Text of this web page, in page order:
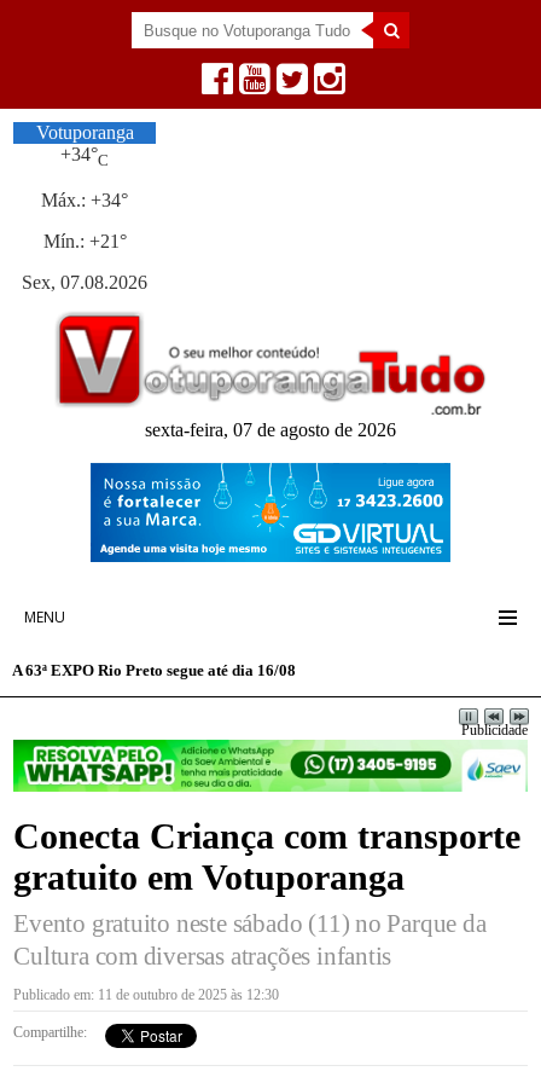
Votuporanga
+34°C
Máx.:+34°
Mín.: +21°
Sex, 07.08.2026
sexta-feira, 07 de agosto de 2026
MENU
A 63ª EXPO Rio Preto segue até dia 16/08
Publicidade
Conecta Criança com transporte
gratuito em Votuporanga
Evento gratuito neste sábado (11) no Parque da
Cultura com diversas atrações infantis
Publicado em: 11 de outubro de 2025 às 12:30
Compartilhe: